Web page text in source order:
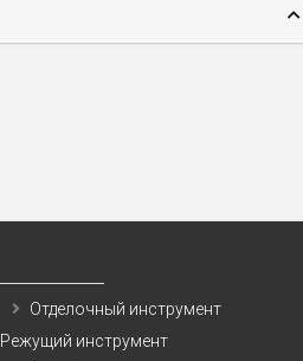
Отделочный инструмент
Режущий инструмент